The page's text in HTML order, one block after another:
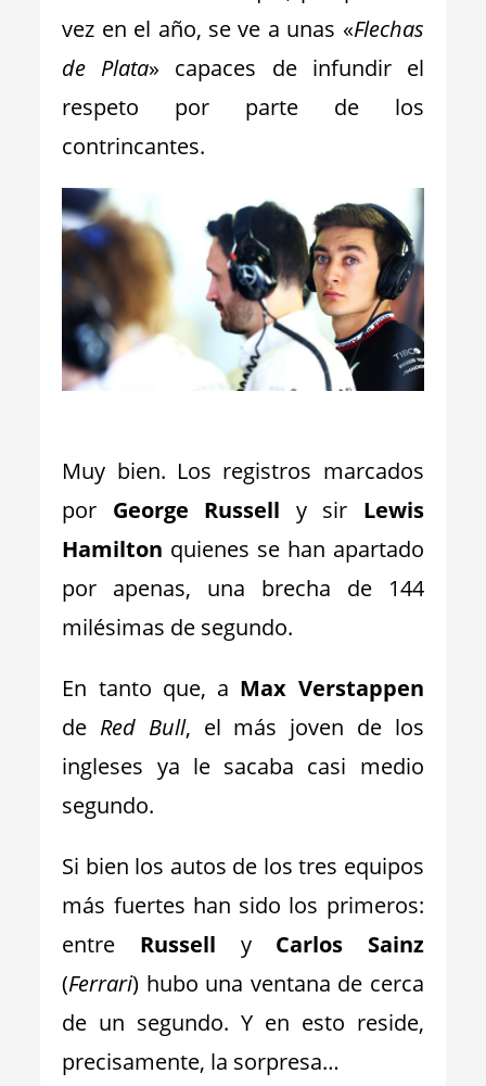
vez en el año, se ve a unas «Flechas
de Plata» capaces de infundir el
respeto por parte de los
contrincantes.
Muy bien. Los registros marcados
por George Russell y sir Lewis
Hamilton quienes se han apartado
por apenas, una brecha de 144
milésimas de segundo.
En tanto que, a Max Verstappen
de Red Bull, el más joven de los
ingleses ya le sacaba casi medio
segundo.
Si bien los autos de los tres equipos
más fuertes han sido los primeros:
entre Russell y Carlos Sainz
(Ferrari) hubo una ventana de cerca
de un segundo. Y en esto reside,
precisamente, la sorpresa…